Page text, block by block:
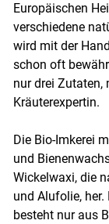
Europäischen
verschiedene
wird mit der
schon oft
nur drei Zutaten,
Kräuterexpertin.
Die Bio-Imkerei
und
Wickelwaxi, die
und Alufolie,
besteht nur aus